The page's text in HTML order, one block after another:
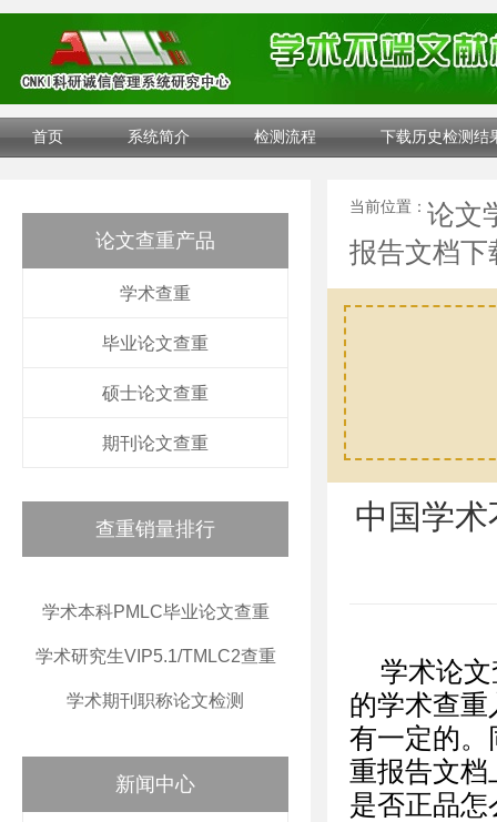
首页 系统简介 检测流程 下载历史检测结
论文查重产品
学术查重
毕业论文查重
硕士论文查重
期刊论文查重
查重销量排行
学术本科PMLC毕业论文查重
学术研究生VIP5.1/TMLC2查重
学术期刊职称论文检测
新闻中心
当前位置： 论文
报告文档下
中国学
学术论
的学术查
有一定的。
重报告文档
是否正品